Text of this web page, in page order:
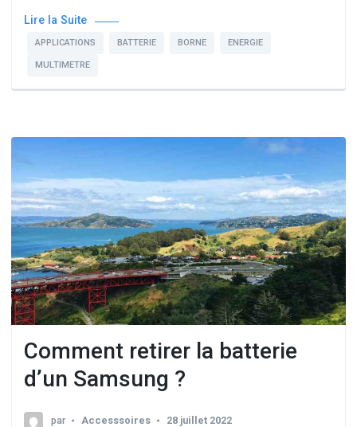
Lire la Suite
APPLICATIONS BATTERIE BORNE ENERGIE
MULTIMETRE
Comment retirer la batterie
d’un Samsung ?
par Accesssoires 28 juillet 2022